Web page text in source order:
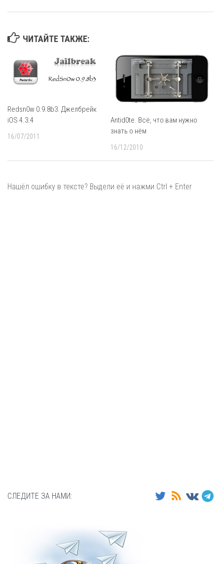
ЧИТАЙТЕ ТАКЖЕ:
Redsn0w 0.9.8b3. Джелбрейк
iOS 4.3.4
16/07/2011
Antid0te. Всё, что вам нужно
знать о нём
16/12/2010
Нашёл ошибку в тексте? Выдели её и нажми Ctrl + Enter
СЛЕДИТЕ ЗА НАМИ: